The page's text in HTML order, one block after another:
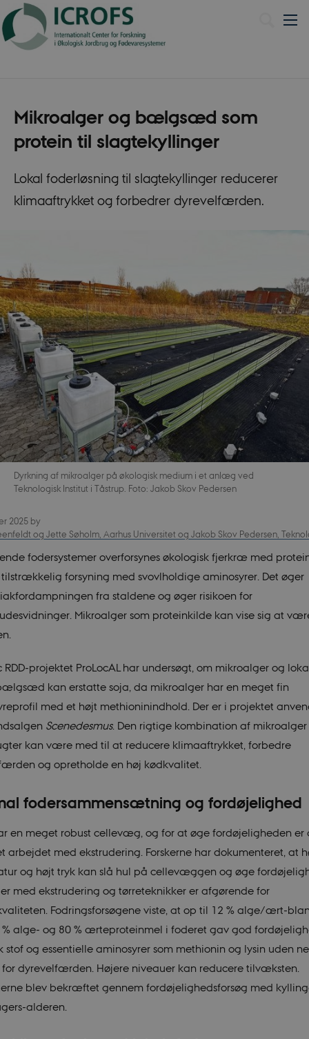
Mikroalger og bælgsæd som
protein til slagtekyllinger
Lokal foderløsning til slagtekyllinger reducerer
klimaaftrykket og forbedrer dyrevelfærden.
Dyrkning af mikroalger på økologisk medium i et anlæg ved
Teknologisk Institut i Tåstrup. Foto: Jakob Skov Pedersen
2025 by
og Jette Søholm, Aarhus Universitet og Jakob Skov Pedersen,
fodersystemer overforsynes økologisk fjerkræ med
tilstrækkelig forsyning med svovlholdige aminosyrer. Det øger
fra staldene og øger risikoen for
Mikroalger som proteinkilde kan vise sig at
RDD-projektet ProLocAL har undersøgt, om mikroalger og
kan erstatte soja, da mikroalger har en meget fin
med et højt methioninindhold. Der er i projektet
Scenedesmus. Den rigtige kombination af
kan være med til at reducere klimaaftrykket, forbedre
og opretholde en høj kødkvalitet.
fodersammensætning og fordøjelighed
en meget robust cellevæg, og for at øge fordøjeligheden er
arbejdet med ekstrudering. Forskerne har dokumenteret, at
og højt tryk kan slå hul på cellevæggen og øge
med ekstrudering og tørreteknikker er afgørende for
Fodringsforsøgene viste, at op til 12 % alge/ært-
% alge- og 80 % ærteproteinmel i foderet gav god
stof og essentielle aminosyrer som methionin og lysin uden
dyrevelfærden. Højere niveauer kan reducere tilvæksten.
blev bekræftet gennem fordøjelighedsforsøg med
alderen.